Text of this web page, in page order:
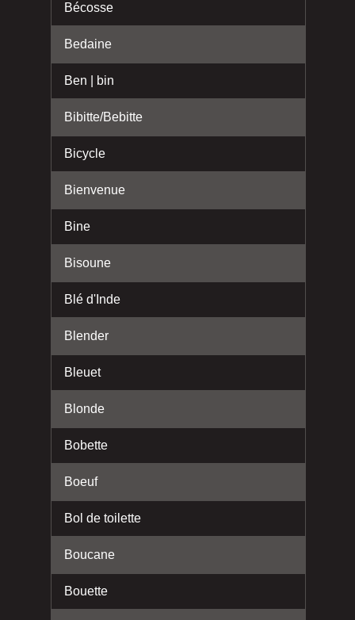
Bécosse
Bedaine
Ben | bin
Bibitte/Bebitte
Bicycle
Bienvenue
Bine
Bisoune
Blé d'Inde
Blender
Bleuet
Blonde
Bobette
Boeuf
Bol de toilette
Boucane
Bouette